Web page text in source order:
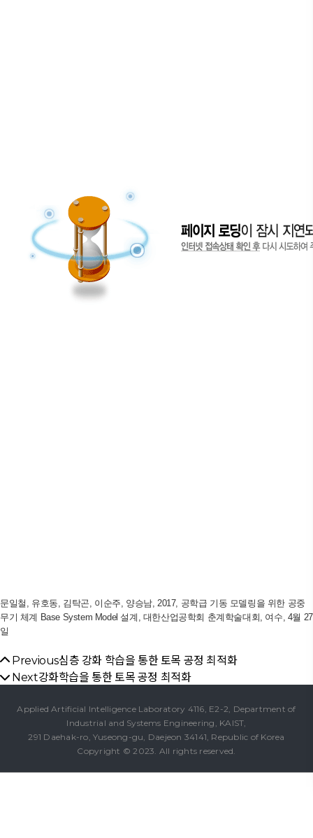
문일철, 유호동, 김탁곤, 이순주, 양승남, 2017, 공학급 기동 모델링을 위한 공중
무기 체계 Base System Model 설계 , 대한산업공학회 춘계학술대회, 여수, 4월 27
일
Previous심층 강화 학습을 통한 토목 공정 최적화
Next강화학습을 통한 토목 공정 최적화
Applied Artificial Intelligence Laboratory 4116, E2-2, Department of
Industrial and Systems Engineering, KAIST,
291 Daehak-ro, Yuseong-gu, Daejeon 34141, Republic of Korea
Copyright © 2023. All rights reserved.